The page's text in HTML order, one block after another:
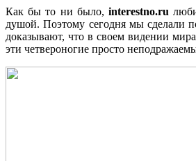
Как бы то ни было,interestno.ru
душой. Поэтому сегодня мы сделали
доказывают, что в своем видении
эти четвероногие просто